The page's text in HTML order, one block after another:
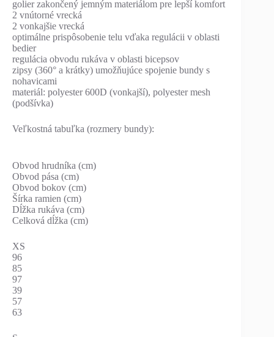
golier zakončený jemným materiálom pre lepší komfort
2 vnútorné vrecká
2 vonkajšie vrecká
optimálne prispôsobenie telu vďaka regulácii v oblasti
bedier
regulácia obvodu rukáva v oblasti bicepsov
zipsy (360° a krátky) umožňujúce spojenie bundy s
nohavicami
materiál: polyester 600D (vonkajší), polyester mesh
(podšívka)
Veľkostná tabuľka (rozmery bundy):
Obvod hrudníka (cm)
Obvod pása (cm)
Obvod bokov (cm)
Šírka ramien (cm)
Dĺžka rukáva (cm)
Celková dĺžka (cm)
XS
96
85
97
39
57
63